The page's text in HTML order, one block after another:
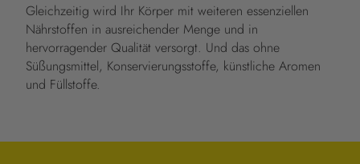
Gleichzeitig wird Ihr Körper mit weiteren essenziellen
Nährstoffen in ausreichender Menge und in
hervorragender Qualität versorgt. Und das ohne
Süßungsmittel, Konservierungsstoffe, künstliche Aromen
und Füllstoffe.